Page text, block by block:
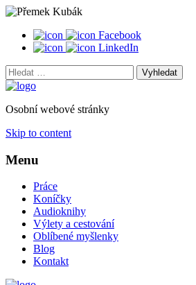
Facebook
LinkedIn
Vyhledat:
Osobní webové stránky
Skip to content
Menu
Práce
Koníčky
Audioknihy
Výlety a cestování
Oblíbené myšlenky
Blog
Kontakt